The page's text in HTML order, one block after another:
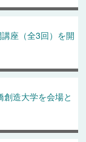
座（全3回）を開
造大学を会場と